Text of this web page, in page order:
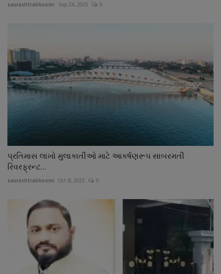
saurashtrabhoomi Sep 24, 2025 0
પ્રતિમાસ લાખો મુલાકાતીઓ માટે આકર્ષણરૂપ સાબરમતી
રિવરફ્રન્ટ...
saurashtrabhoomi Oct 8, 2025 0